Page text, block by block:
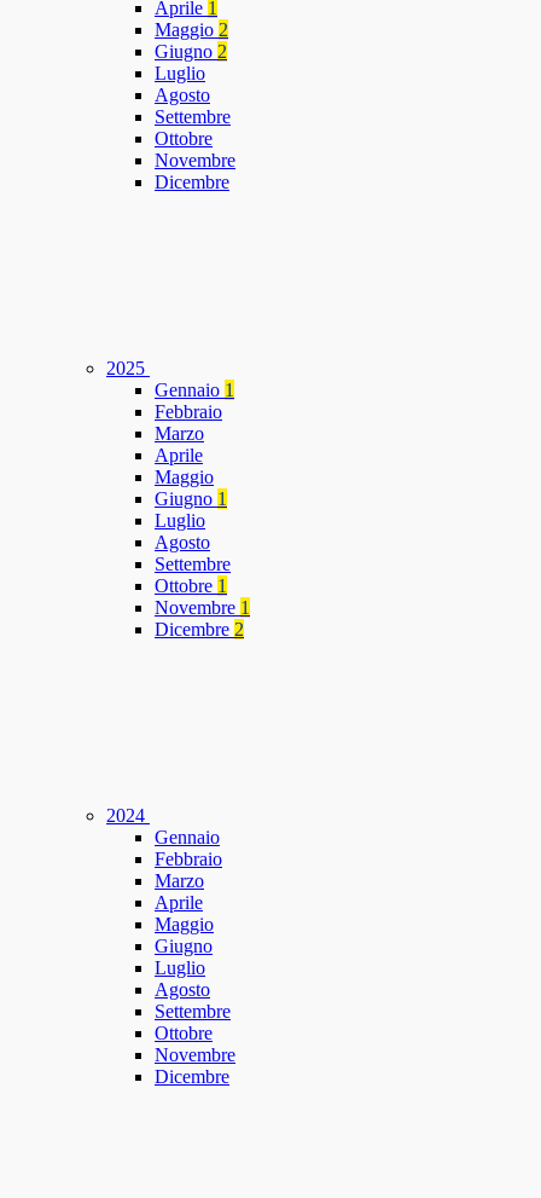
Aprile 1
Maggio 2
Giugno 2
Luglio
Agosto
Settembre
Ottobre
Novembre
Dicembre
2025
Gennaio 1
Febbraio
Marzo
Aprile
Maggio
Giugno 1
Luglio
Agosto
Settembre
Ottobre 1
Novembre 1
Dicembre 2
2024
Gennaio
Febbraio
Marzo
Aprile
Maggio
Giugno
Luglio
Agosto
Settembre
Ottobre
Novembre
Dicembre